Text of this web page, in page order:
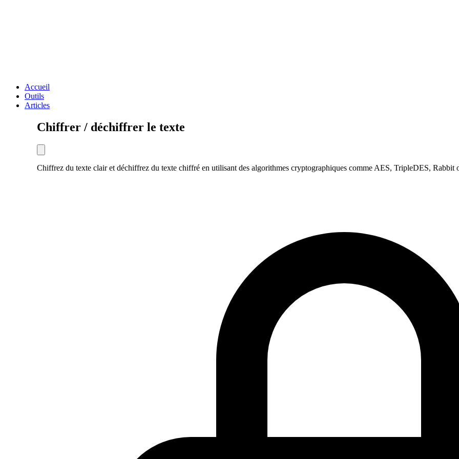
Accueil
Outils
Articles
Chiffrer / déchiffrer le texte
Chiffrez du texte clair et déchiffrez du texte chiffré en utilisant des algorithmes cryptographiques comme AES, TripleDES, Rabbit